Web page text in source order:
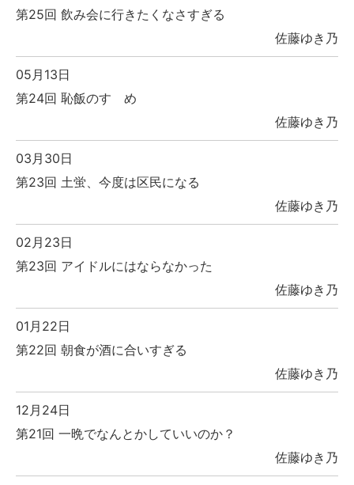
第25回 飲み会に行きたくなさすぎる
佐藤ゆき乃
05月13日
第24回 恥飯のすゝめ
佐藤ゆき乃
03月30日
第23回 土蛍、今度は区民になる
佐藤ゆき乃
02月23日
第23回 アイドルにはならなかった
佐藤ゆき乃
01月22日
第22回 朝食が酒に合いすぎる
佐藤ゆき乃
12月24日
第21回 一晩でなんとかしていいのか？
佐藤ゆき乃